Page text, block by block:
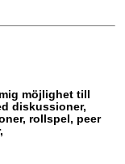
möjlighet till
diskussioner,
rollspel, peer